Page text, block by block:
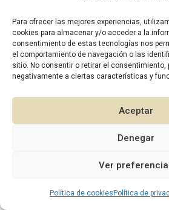
Para ofrecer las mejores experiencias,
cookies para almacenar y/o acceder a la
consentimiento de estas tecnologías nos
el comportamiento de navegación o las
sitio. No consentir o retirar el consentimiento,
negativamente a ciertas características y
Aceptar
Denegar
Ver
Política de cookies Política de
2026 © Diseño:Murcia